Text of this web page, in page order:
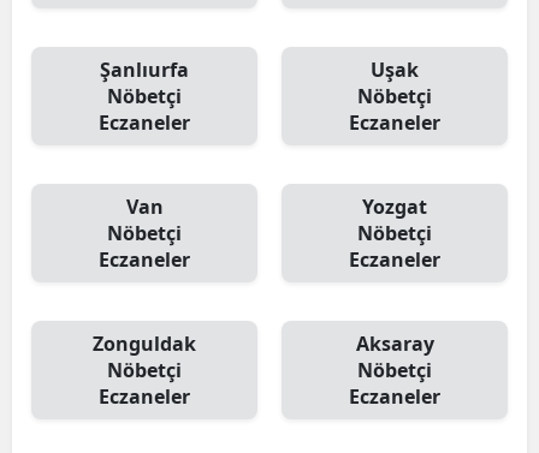
Şanlıurfa
Nöbetçi
Eczaneler
Uşak
Nöbetçi
Eczaneler
Van
Nöbetçi
Eczaneler
Yozgat
Nöbetçi
Eczaneler
Zonguldak
Nöbetçi
Eczaneler
Aksaray
Nöbetçi
Eczaneler